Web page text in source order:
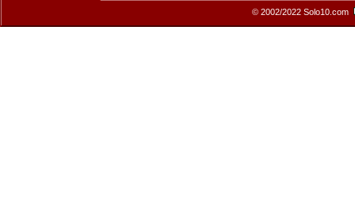
© 2002/2022 Solo10.com